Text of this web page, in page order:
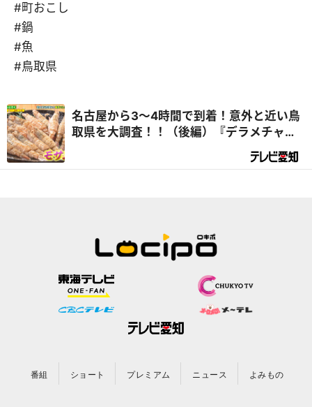
#町おこし
#鍋
#魚
#鳥取県
名古屋から3～4時間で到着！意外と近い鳥
取県を大調査！！（後編）『デラメチャ気
番組 ショート プレミアム ニュース よみもの